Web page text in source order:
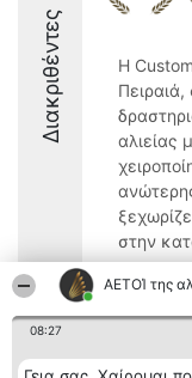
ΑΕΤΟΊ της
08:27
Διακριθέντες
Η
αλιείας
στην
9.7
Διοργανωτής της